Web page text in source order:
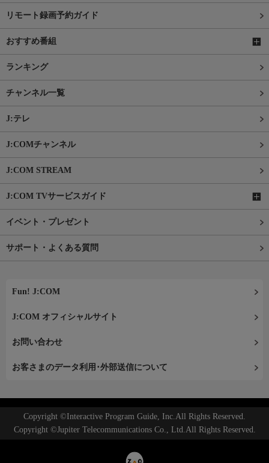
リモート録画予約ガイド
おすすめ番組
ランキング
チャンネル一覧
J:テレ
J:COMチャンネル
J:COM STREAM
J:COM TVサービスガイド
イベント・プレゼント
サポート・よくある質問
Fun! J:COM
J:COM オフィシャルサイト
お問い合わせ
お客さまのデータ利用･外部送信について
Copyright ©Interactive Program Guide, Inc.All Rights Reserved.
Copyright ©Jupiter Telecommunications Co., Ltd.All Rights Reserved.